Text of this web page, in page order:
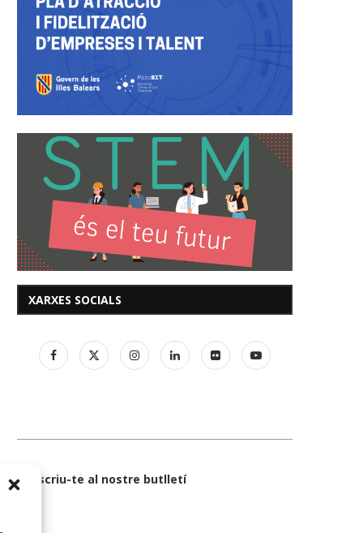
XARXES SOCIALS
Subscriu-te al nostre butlletí